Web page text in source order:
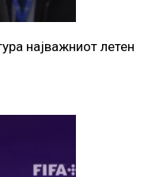
најважниот летен